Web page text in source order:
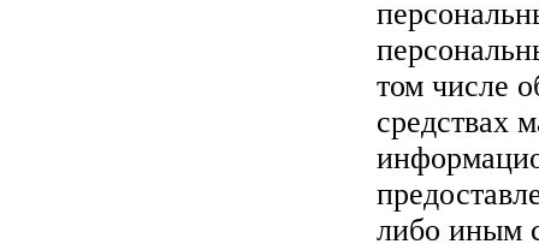
том числе
средствах
либо иным